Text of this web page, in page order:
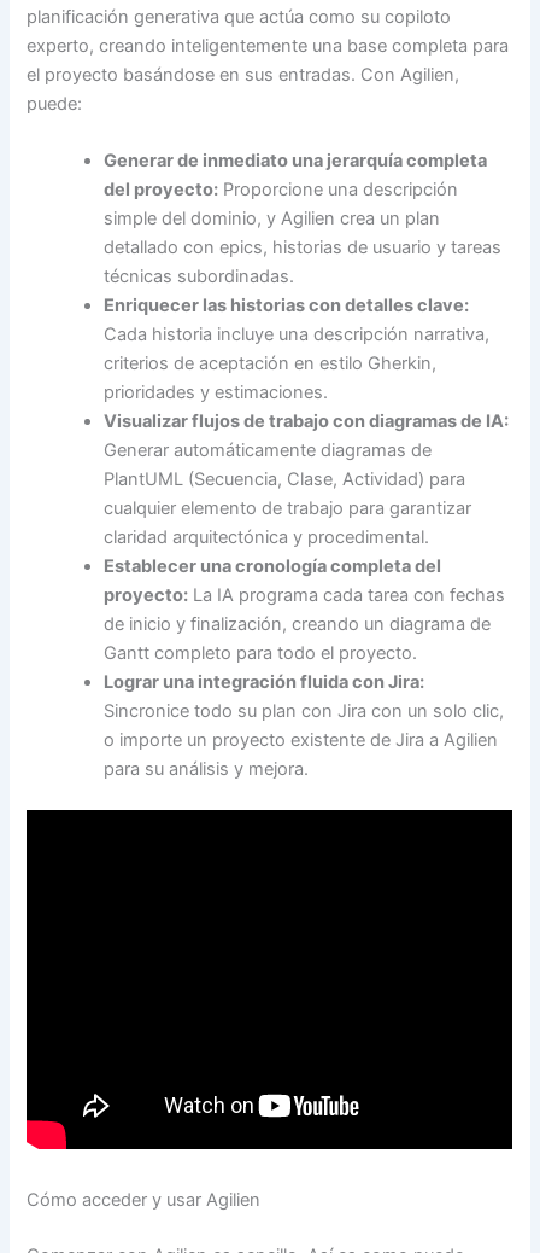
planificación generativa que actúa como su copiloto
experto, creando inteligentemente una base completa para
el proyecto basándose en sus entradas. Con Agilien,
puede:
Generar de inmediato una jerarquía completa
del proyecto: Proporcione una descripción
simple del dominio, y Agilien crea un plan
detallado con epics, historias de usuario y tareas
técnicas subordinadas.
Enriquecer las historias con detalles clave:
Cada historia incluye una descripción narrativa,
criterios de aceptación en estilo Gherkin,
prioridades y estimaciones.
Visualizar flujos de trabajo con diagramas de IA:
Generar automáticamente diagramas de
PlantUML (Secuencia, Clase, Actividad) para
cualquier elemento de trabajo para garantizar
claridad arquitectónica y procedimental.
Establecer una cronología completa del
proyecto: La IA programa cada tarea con fechas
de inicio y finalización, creando un diagrama de
Gantt completo para todo el proyecto.
Lograr una integración fluida con Jira:
Sincronice todo su plan con Jira con un solo clic,
o importe un proyecto existente de Jira a Agilien
para su análisis y mejora.
Cómo acceder y usar Agilien